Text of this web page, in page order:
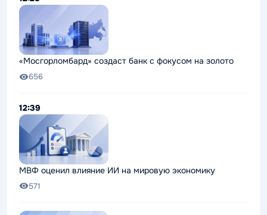
«Мосгорломбард» создаст банк с фокусом на золото
656
12:39
МВФ оценил влияние ИИ на мировую экономику
571